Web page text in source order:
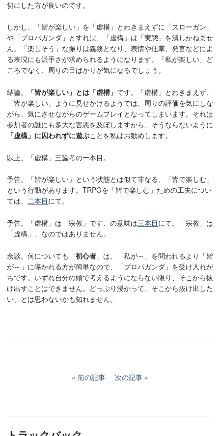
切にした方が良いのです。
しかし、「皆が楽しい」を「虚構」とわきまえずに「スローガン」
や「プロパガンダ」とすれば、「虚構」は「実態」を潰しかねませ
ん。「楽しそう」な振りは義務となり、表情や仕草、発言などによ
る表現にも派手さが求められるようになります。「私が楽しい」ど
ころでなく、周りの目ばかりが気になるでしょう。
結論。 「皆が楽しい」とは「虚構」 です。「虚構」とわきまえず、
「皆が楽しい」ように見せかけるようでは、周りの評価を気にしな
がら、気にさせながらのゲームプレイとなってしまいます。それは
参加者の誰にも多大な害悪を及ぼしますから、そうならないように
「虚構」に囚われずに遊ぶことを私はお勧めします。
以上、「虚構」三論考の一本目。
予告。「皆が楽しい」という状態とは似て非なる、「皆で楽しむ」
という行動があります。TRPGを「皆で楽しむ」ための工夫につい
ては、 二本目にて。
予告。「虚構」は「宗教」です、の意味は三本目にて。「宗教」は
「虚構」、なのではありません。
余談。何についても「初心者 」は、「私が～」を問われるより「皆
が～」に導かれる方が簡単なので、「プロパガンダ」を受け入れが
ちです。いずれ自分の頭で考えるようにならない限り、そこから抜
け出すことはできません。どっぷり浸かって、そこから抜け出した
い、とは思わないかも知れません。
前の記事 次の記事